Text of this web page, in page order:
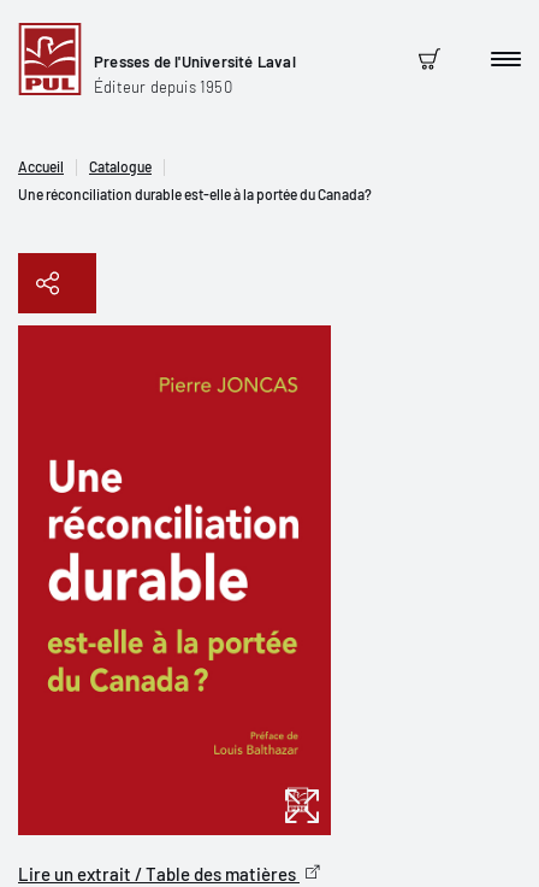
Presses de l'Université Laval
Éditeur depuis 1950
Panier
Accueil
Catalogue
Une réconciliation durable est-elle à la portée du Canada?
Lire un extrait / Table des matières